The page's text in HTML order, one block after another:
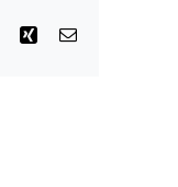
PinterestXing Email